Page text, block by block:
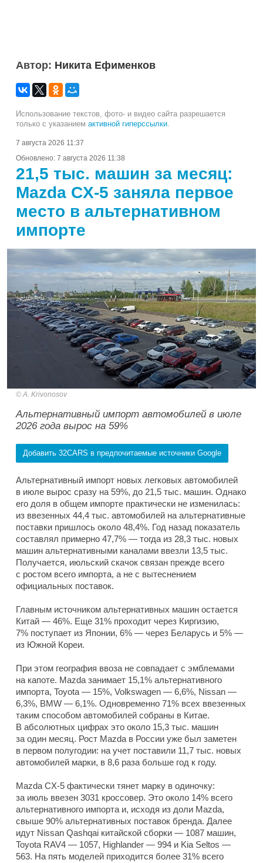
Автор: Никита Ефименков
Использование текстов, фото- и видео сайта разрешается
только с указанием активной гиперссылки
7 августа 2026 11:37
Обновлено: 7 августа 2026 11:38
21,5 тыс. машин за месяц:
Mazda CX-5 заняла первое
место в альтернативном
импорте
A. Krivonosov
Альтернативный импорт автомобилей в июле
2026 года вырос на 59%
Добавить 32CARS в предпочитаемые источники Google
Альтернативный импорт новых легковых автомобилей
в июле вырос сразу на 59%, до 21,5 тыс. машин. Однако
его доля в общем импорте практически не изменилась:
из ввезенных 44,4 тыс. автомобилей на альтернативные
поставки пришлось около 48,4%. Год назад показатель
составлял примерно 47,7% — тогда из 28,3 тыс. новых
машин альтернативными каналами ввезли 13,5 тыс.
Получается, июльский скачок связан прежде всего
с ростом всего импорта, а не с вытеснением
официальных поставок.
Главным источником альтернативных машин остается
Китай — 46%. Еще 31% проходит через Киргизию,
7% поступает из Японии, 6% — через Беларусь и 5% —
из Южной Кореи.
При этом география ввоза не совпадает с эмблемами
на капоте. Mazda занимает 15,1% альтернативного
импорта, Toyota — 15%, Volkswagen — 6,6%, Nissan —
6,3%, BMW — 6,1%. Одновременно 71% всех ввезенных
таким способом автомобилей собраны в Китае.
В абсолютных цифрах это около 15,3 тыс. машин
за один месяц. Рост Mazda в России уже был заметен
в первом полугодии: на учет поставили 11,7 тыс. новых
автомобилей марки, в 8,6 раза больше год к году.
Mazda CX-5 фактически тянет марку в одиночку:
за июль ввезен 3031 кроссовер. Это около 14% всего
альтернативного импорта и, исходя из доли Mazda,
свыше 90% альтернативных поставок бренда. Далее
идут Nissan Qashqai китайской сборки — 1087 машин,
Toyota RAV4 — 1057, Highlander — 994 и Kia Seltos —
563. На пять моделей приходится более 31% всего